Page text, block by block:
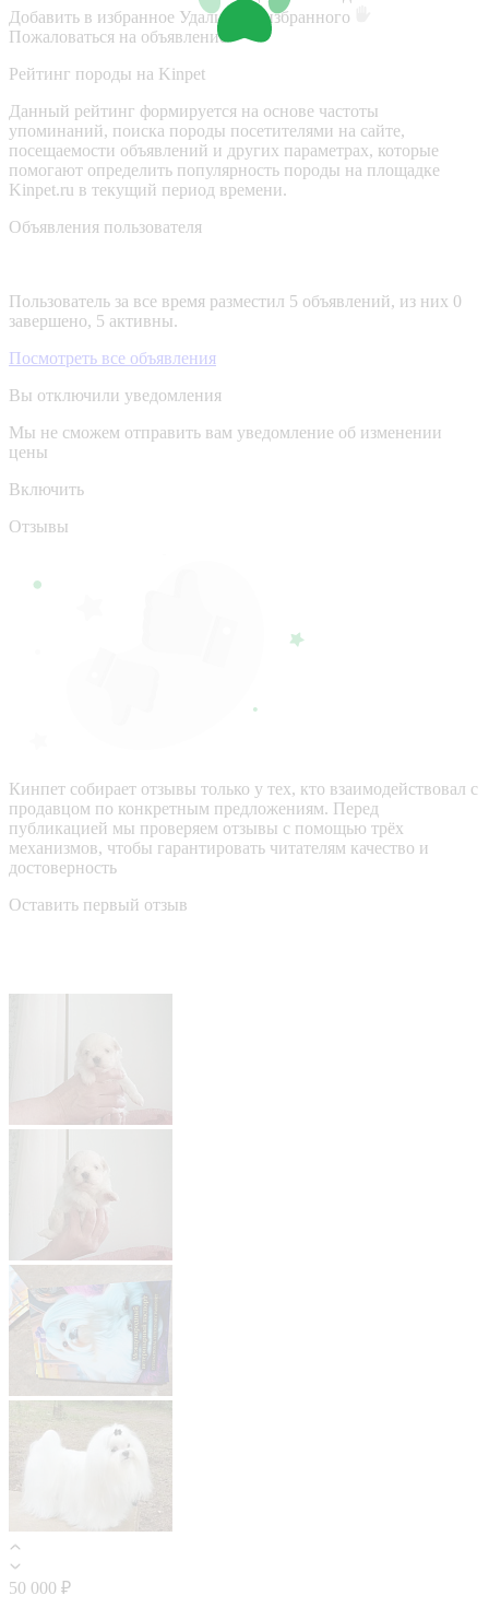
Добавить в избранное Удалить из избранного
Пожаловаться на объявление
Рейтинг породы на Kinpet
Данный рейтинг формируется на основе частоты
упоминаний, поиска породы посетителями на сайте,
посещаемости объявлений и других параметрах, которые
помогают определить популярность породы на площадке
Kinpet.ru в текущий период времени.
Объявления пользователя
Пользователь за все время разместил 5 объявлений, из них 0
завершено, 5 активны.
Посмотреть все объявления
Вы отключили уведомления
Мы не сможем отправить вам уведомление об изменении
цены
Включить
Отзывы
Кинпет собирает отзывы только у тех, кто взаимодействовал с
продавцом по конкретным предложениям. Перед
публикацией мы проверяем отзывы с помощью трёх
механизмов, чтобы гарантировать читателям качество и
достоверность
Оставить первый отзыв
50 000 ₽